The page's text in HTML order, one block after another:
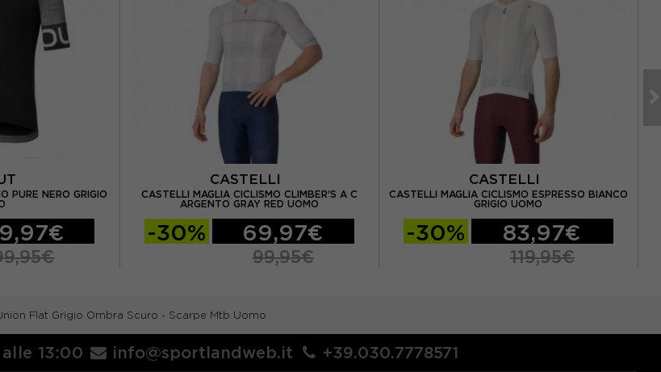
PURE NERO GRIGIO
CASTELLI
CASTELLI MAGLIA CICLISMO CLIMBER'S A C
ARGENTO GRAY RED UOMO
-30% 69,97€
99,95€
CASTELLI
CASTELLI MAGLIA CICLISMO ESPRESSO BIANCO
GRIGIO UOMO
-30% 83,97€
119,95€
Flat Grigio Ombra Scuro - Scarpe Mtb Uomo
13:00 info@sportlandweb.it +39.030.7778571